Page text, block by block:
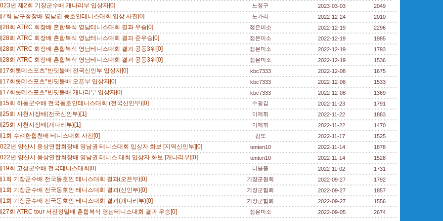
년 제2회 기장군수배 개나리부 입상자[0] 노정구 2023-03-03 2049
7회 남구청장배 영남권 동호인테니스대회 입상 사진[0] 노가리 2022-12-24 2010
28회 ATRC 회장배 혼합복식 영남테니스대회 결과 우승[0] 젊은미소 2022-12-19 2296
28회 ATRC 회장배 혼합복식 영남테니스대회 결과 준우승[0] 젊은미소 2022-12-19 1985
28회 ATRC 회장배 혼합복식 영남테니스대회 결과 공동3위[0] 젊은미소 2022-12-19 1793
28회 ATRC 회장배 혼합복식 영남테니스대회 결과 공동3위[0] 젊은미소 2022-12-19 1536
17회롯데스포츠*반딧불배 전국신인부 입상자[0] kbc7333 2022-12-08 1675
17회롯데스포츠*반딧불배 오픈부 입상자[0] kbc7333 2022-12-08 1533
17회롯데스포츠*반딧불배 개나리부 입상자[0] kbc7333 2022-12-08 1369
15회 하동군수배 전국동호인테니스대회 (전국신인부)[0] 수광김 2022-11-23 1791
25회 사천시장배(전국신인부)[1] 이제휘 2022-11-22 1883
25회 사천시장배(개나리부)[1] 이제휘 2022-11-22 1470
1회 수려한합천배 테니스대회 사진[0] 김또 2022-11-17 1525
년 양산시 웅상연합회장배 영남권 테니스대회 입상자 화보 [지역신인부][0] tenten10 2022-11-14 1878
년 양산시 웅상연합회장배 영남권 테니스 대회 입상자 화보 [개나리부][0] tenten10 2022-11-14 1528
19회 고성군수배 전국테니스대회[0] 더블폴 2022-11-02 1731
1회 기장군수배 전국동호인 테니스대회 결과(오픈부)[0] 기장군협회 2022-09-27 1792
1회 기장군수배 전국동호인 테니스대회 결과(신인부)[0] 기장군협회 2022-09-27 1857
1회 기장군수배 전국동호인 테니스대회 결과(개나리부)[0] 기장군협회 2022-09-27 1556
27회 ATRC tour 서진정밀배 혼합복식 영남테니스대회 결과 우승[0] 젊은미소 2022-09-05 2674